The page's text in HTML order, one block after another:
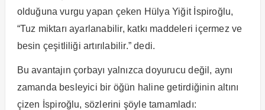
olduğuna vurgu yapan çeken Hülya Yiğit İspiroğlu,
“Tuz miktarı ayarlanabilir, katkı maddeleri içermez ve
besin çeşitliliği artırılabilir.” dedi.
Bu avantajın çorbayı yalnızca doyurucu değil, aynı
zamanda besleyici bir öğün haline getirdiğinin altını
çizen İspiroğlu, sözlerini şöyle tamamladı: